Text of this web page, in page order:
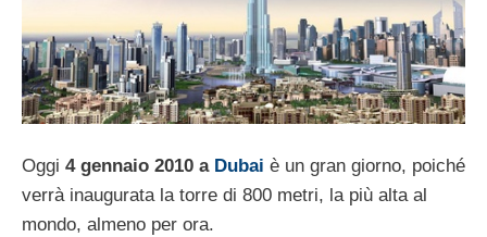
Oggi 4 gennaio 2010 a Dubai è un gran giorno, poiché
verrà inaugurata la torre di 800 metri, la più alta al
mondo, almeno per ora.